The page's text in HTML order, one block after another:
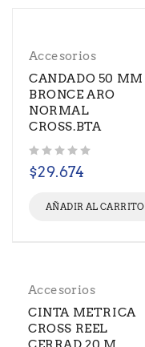
Accesorios
CANDADO 50 MM
BRONCE ARO
NORMAL
CROSS.BTA
$29.674
AÑADIR AL CARRITO
Accesorios
CINTA METRICA
CROSS REEL